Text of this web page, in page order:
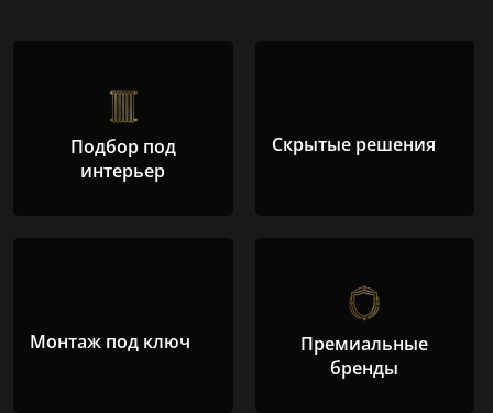
Подбор под
интерьер
Скрытые решения
Монтаж под ключ
Премиальные
бренды